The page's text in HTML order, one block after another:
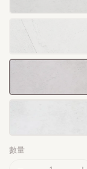
數量